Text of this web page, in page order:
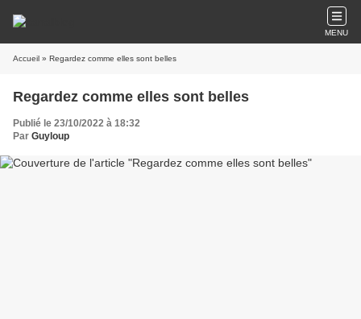
MENU
Accueil » Regardez comme elles sont belles
Regardez comme elles sont belles
Publié le 23/10/2022 à 18:32
Par Guyloup